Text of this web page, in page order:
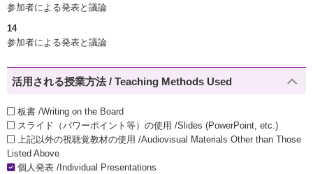
参加者による発表と議論
14
参加者による発表と議論
活用される授業方法 / Teaching Methods Used
板書 /Writing on the Board
スライド（パワーポイント等）の使用 /Slides (PowerPoint, etc.)
上記以外の視聴覚教材の使用 /Audiovisual Materials Other than Those
Listed Above
個人発表 /Individual Presentations